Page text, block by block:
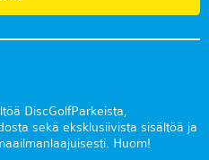
DiscGolfParkeista,
sekä eksklusiivista sisältöä ja
Huom!